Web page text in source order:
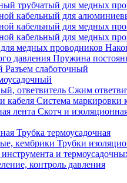
Пружина
Разъем слаботочный
Сжим
Система маркировки
Скотч и
Трубка термоусадочная
Трубки
контроль давления